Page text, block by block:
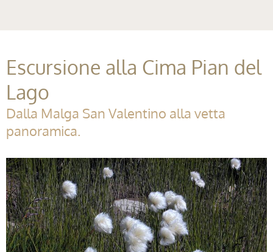
Escursione alla Cima Pian del
Lago
Dalla Malga San Valentino alla vetta
panoramica.